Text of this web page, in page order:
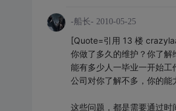
-船长- 2010-05-25
[Quote=引用 13 楼
你做了多久的维护？你了解
能有多少人一毕业一开始工
公司对你了解不多，你的能
这些问题，都是需要通过时